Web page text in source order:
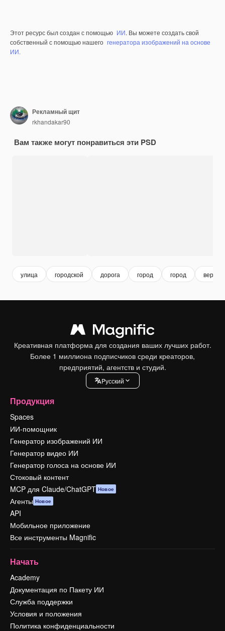
Этот ресурс был создан с помощью ИИ. Вы можете создать свой
собственный с помощью нашего генератора изображений на основе
ИИ.
Рекламный щит
rkhandakar90
Вам также могут понравиться эти PSD
улица городской дорога город город
Креативная платформа для создания ваших лучших работ.
Более 1 миллиона подписчиков среди креаторов,
предприятий, агентств и студий.
Pусский
Продукция
Spaces
ИИ-помощник
Генератор изображений ИИ
Генератор видео ИИ
Генератор голоса на основе ИИ
Стоковый контент
MCP для Claude/ChatGPT Новое
Агенты Новое
API
Мобильное приложение
Все инструменты Magnific
Начать
Academy
Документация по Пакету ИИ
Служба поддержки
Условия и положения
Политика конфиденциальности